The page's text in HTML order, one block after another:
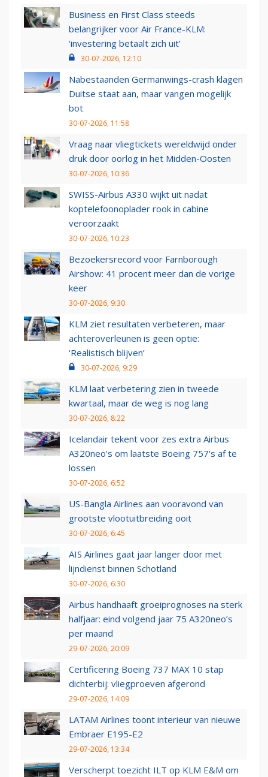
Business en First Class steeds
belangrijker voor Air France-KLM:
‘investering betaalt zich uit’
30-07-2026, 12:10
Nabestaanden Germanwings-crash klagen
Duitse staat aan, maar vangen mogelijk
bot
30-07-2026, 11:58
Vraag naar vliegtickets wereldwijd onder
druk door oorlog in het Midden-Oosten
30-07-2026, 10:36
SWISS-Airbus A330 wijkt uit nadat
koptelefoonoplader rook in cabine
veroorzaakt
30-07-2026, 10:23
Bezoekersrecord voor Farnborough
Airshow: 41 procent meer dan de vorige
keer
30-07-2026, 9:30
KLM ziet resultaten verbeteren, maar
achteroverleunen is geen optie:
‘Realistisch blijven’
30-07-2026, 9:29
KLM laat verbetering zien in tweede
kwartaal, maar de weg is nog lang
30-07-2026, 8:22
Icelandair tekent voor zes extra Airbus
A320neo's om laatste Boeing 757's af te
lossen
30-07-2026, 6:52
US-Bangla Airlines aan vooravond van
grootste vlootuitbreiding ooit
30-07-2026, 6:45
AIS Airlines gaat jaar langer door met
lijndienst binnen Schotland
30-07-2026, 6:30
Airbus handhaaft groeiprognoses na sterk
halfjaar: eind volgend jaar 75 A320neo’s
per maand
29-07-2026, 20:09
Certificering Boeing 737 MAX 10 stap
dichterbij: vliegproeven afgerond
29-07-2026, 14:09
LATAM Airlines toont interieur van nieuwe
Embraer E195-E2
29-07-2026, 13:34
Verscherpt toezicht ILT op KLM E&M om